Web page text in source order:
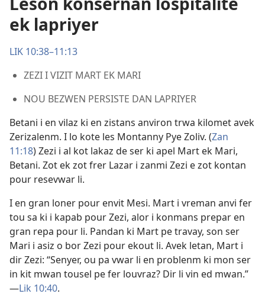
ek lapriyer
LIK 10:38–11:13
ZEZI I VIZIT MART EK MARI
NOU BEZWEN PERSISTE DAN LAPRIYER
Betani i en vilaz ki en zistans anviron trwa kilomet avek
Zerizalenm. I lo kote les Montanny Pye Zoliv. (Zan
11:18) Zezi i al kot lakaz de ser ki apel Mart ek Mari,
Betani. Zot ek zot frer Lazar i zanmi Zezi e zot kontan
pour resevwar li.
I en gran loner pour envit Mesi. Mart i vreman anvi fer
tou sa ki i kapab pour Zezi, alor i konmans prepar en
gran repa pour li. Pandan ki Mart pe travay, son ser
Mari i asiz o bor Zezi pour ekout li. Avek letan, Mart i
dir Zezi: “Senyer, ou pa vwar li en problenm ki mon ser
in kit mwan tousel pe fer louvraz? Dir li vin ed mwan.”​
—Lik 10:40.